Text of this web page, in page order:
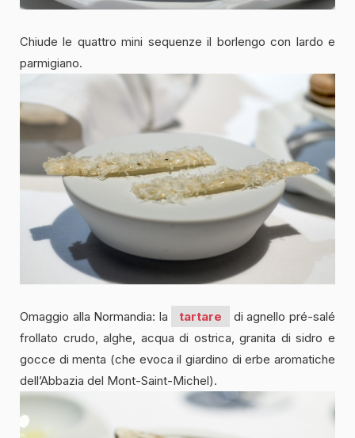
Chiude le quattro mini sequenze il borlengo con lardo e
parmigiano.
Omaggio alla Normandia: la tartare
di agnello pré-salé
frollato crudo, alghe, acqua di ostrica, granita di sidro e
gocce di menta (che evoca il giardino di erbe aromatiche
dell’Abbazia del Mont-Saint-Michel).